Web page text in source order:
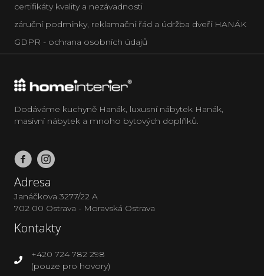
certifikáty kvality a nezávadnosti
záruční podmínky, reklamační řád a údržba dveří HANÁK
GDPR - ochrana osobních údajů
Dodáváme kuchyně Hanák, luxusní nábytek Hanák,
masivní nábytek a mnoho bytových doplňků.
Adresa
Janáčkova 3277/22 A
702 00 Ostrava - Moravská Ostrava
Kontakty
+420 724 782 298
(pouze pro hovory)